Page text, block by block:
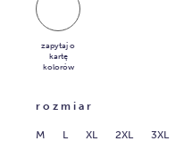
zapytaj o
kartę
kolorów
rozmiar
M L XL 2XL 3XL